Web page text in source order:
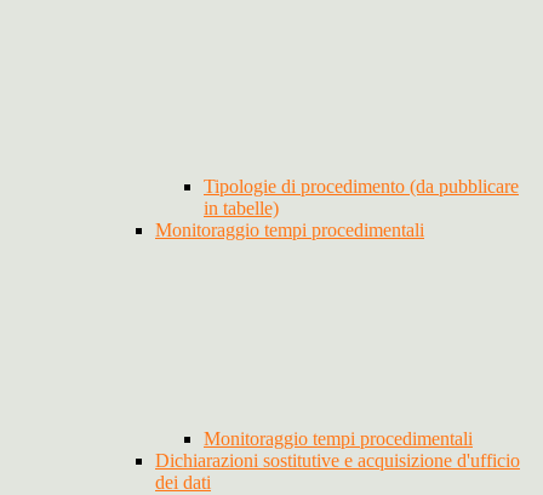
Tipologie di procedimento (da pubblicare
in tabelle)
Monitoraggio tempi procedimentali
Monitoraggio tempi procedimentali
Dichiarazioni sostitutive e acquisizione d'ufficio
dei dati